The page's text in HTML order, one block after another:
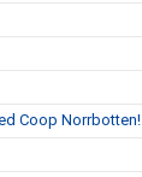
Coop Norrbotten!